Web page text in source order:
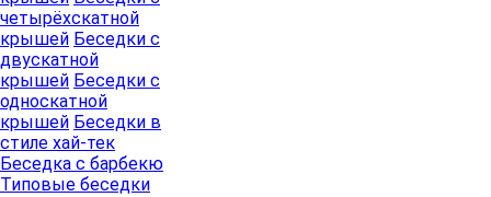
четырёхскатной
крышей Беседки с
двускатной
крышей Беседки с
односкатной
крышей Беседки в
стиле хай-тек
Беседка с барбекю
Типовые беседки